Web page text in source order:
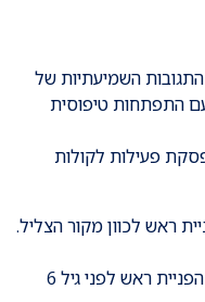
השמיעתיות של
התפתחות טיפוסית
פעילות לקולות
ראש לכוון מקור הצליל.
* אין לצפות לתגובות עקביות של הפניית ראש לפני גיל 6